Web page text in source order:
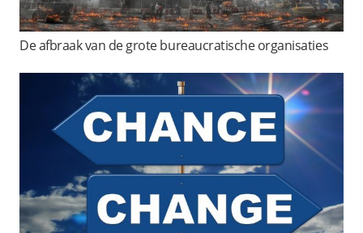
De afbraak van de grote bureaucratische organisaties